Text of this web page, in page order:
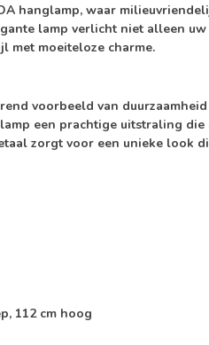
hanglamp, waar
lamp verlicht niet alleen
met moeiteloze charme.
voorbeeld van
een prachtige uitstraling
zorgt voor een unieke look
112 cm hoog